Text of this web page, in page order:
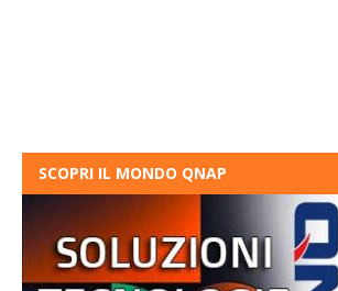
SCOPRI IL MONDO QNAP